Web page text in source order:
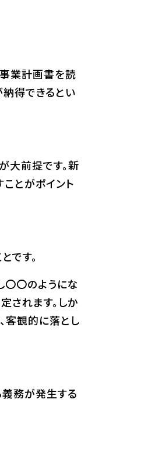
事業計画書を読
得できるとい
大前提です。新
とがポイント
です。
〇〇のようにな
されます。しか
客観的に落とし
務が発生する